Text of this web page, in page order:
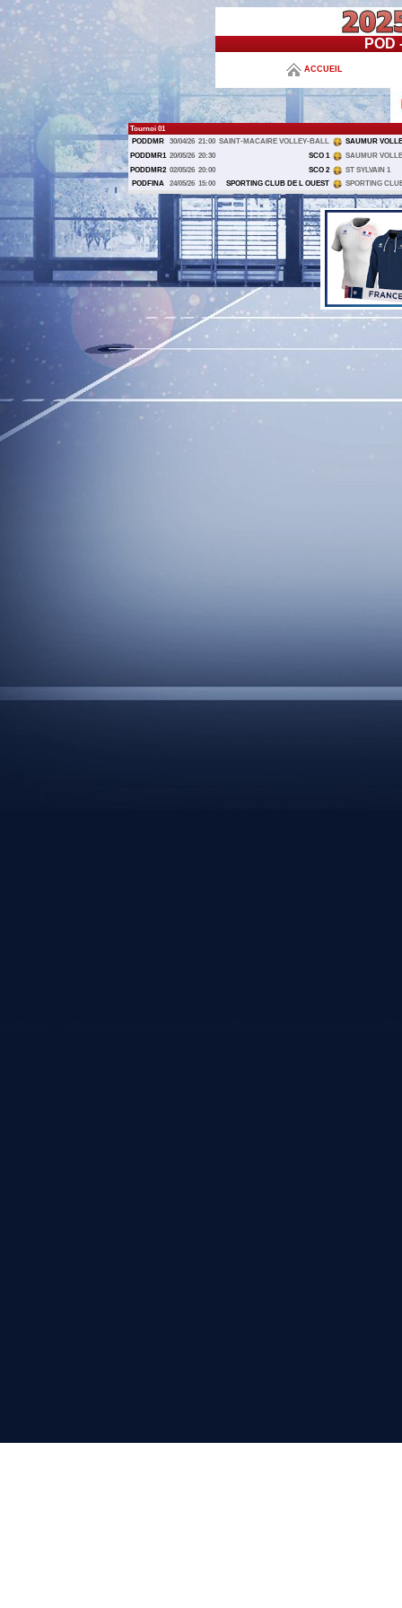
POD
ACCUEIL
Tournoi 01
PODDMR
30/04/26 21:00 SAINT-MACAIRE VOLLEY-BALL
SAUMUR
PODDMR1 20/05/26 20:30 SCO 1
SAUMUR
PODDMR2 02/05/26 20:00 SCO 2
ST SYLVAIN 1
PODFINA
24/05/26 15:00 SPORTING CLUB DE L OUEST SPORTING